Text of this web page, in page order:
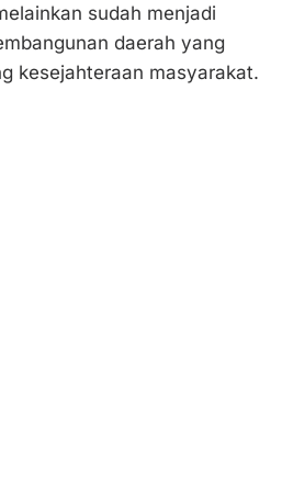
sudah menjadi
daerah yang
kesejahteraan masyarakat.